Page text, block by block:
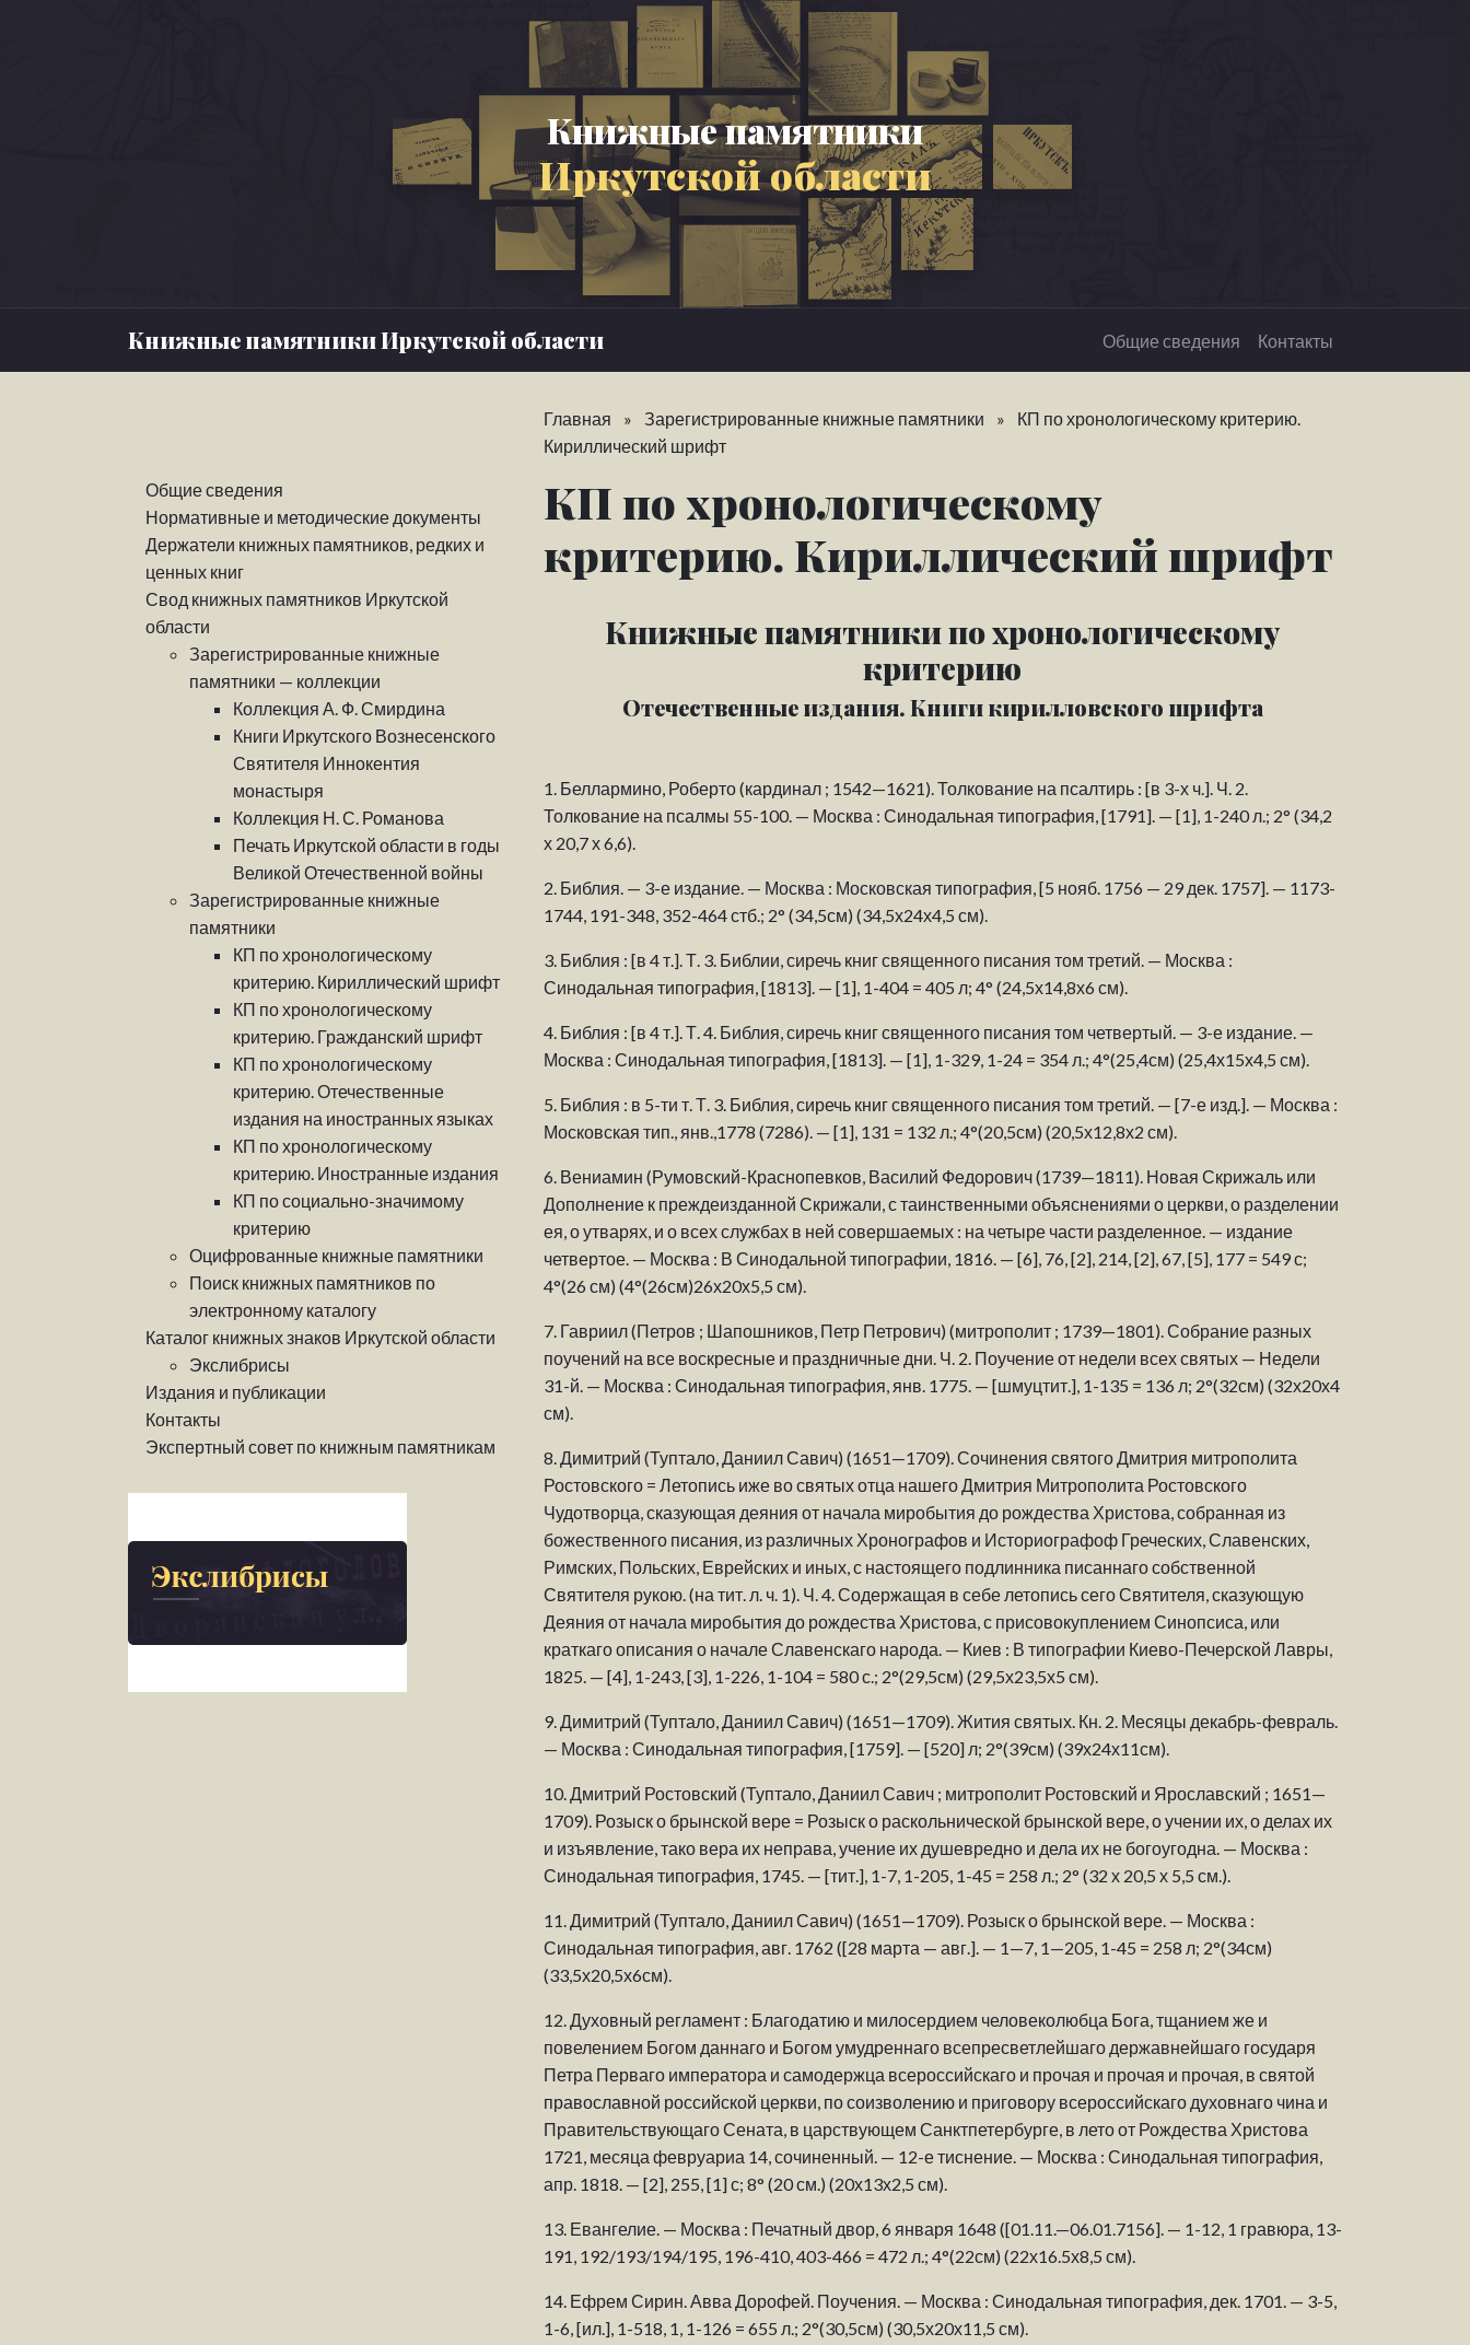
Книжные памятники
Иркутской области
Книжные памятники Иркутской области Общие сведения Контакты
Главная » Зарегистрированные книжные памятники »
КП по хронологическому критерию.
Кириллический шрифт
Общие сведения
Нормативные и методические документы
Держатели книжных памятников, редких и
ценных книг
Свод книжных памятников Иркутской
области
Зарегистрированные книжные
памятники — коллекции
Коллекция А. Ф. Смирдина
Книги Иркутского Вознесенского
Святителя Иннокентия
монастыря
Коллекция Н. С. Романова
Печать Иркутской области в годы
Великой Отечественной войны
Зарегистрированные книжные
памятники
КП по хронологическому
критерию. Кириллический шрифт
КП по хронологическому
критерию. Гражданский шрифт
КП по хронологическому
критерию. Отечественные
издания на иностранных языках
КП по хронологическому
критерию. Иностранные издания
КП по социально-значимому
критерию
Оцифрованные книжные памятники
Поиск книжных памятников по
электронному каталогу
Каталог книжных знаков Иркутской области
Экслибрисы
Издания и публикации
Контакты
Экспертный совет по книжным памятникам
КП по хронологическому
критерию. Кириллический шрифт
Книжные памятники по хронологическому
критерию
Отечественные издания. Книги кирилловского шрифта
1. Беллармино, Роберто (кардинал ; 1542—1621). Толкование на псалтирь : [в 3-х ч.]. Ч. 2.
Толкование на псалмы 55-100. — Москва : Синодальная типография, [1791]. — [1], 1-240 л.; 2° (34,2
х 20,7 х 6,6).
2. Библия. — 3-е издание. — Москва : Московская типография, [5 нояб. 1756 — 29 дек. 1757]. — 1173-
1744, 191-348, 352-464 стб.; 2° (34,5см) (34,5х24х4,5 см).
3. Библия : [в 4 т.]. Т. 3. Библии, сиречь книг священного писания том третий. — Москва :
Синодальная типография, [1813]. — [1], 1-404 = 405 л; 4° (24,5х14,8х6 см).
4. Библия : [в 4 т.]. Т. 4. Библия, сиречь книг священного писания том четвертый. — 3-е издание. —
Москва : Синодальная типография, [1813]. — [1], 1-329, 1-24 = 354 л.; 4°(25,4см) (25,4х15х4,5 см).
5. Библия : в 5-ти т. Т. 3. Библия, сиречь книг священного писания том третий. — [7-е изд.]. — Москва :
Московская тип., янв.,1778 (7286). — [1], 131 = 132 л.; 4°(20,5см) (20,5х12,8х2 см).
6. Вениамин (Румовский-Краснопевков, Василий Федорович (1739—1811). Новая Скрижаль или
Дополнение к преждеизданной Скрижали, с таинственными объяснениями о церкви, о разделении
ея, о утварях, и о всех службах в ней совершаемых : на четыре части разделенное. — издание
четвертое. — Москва : В Синодальной типографии, 1816. — [6], 76, [2], 214, [2], 67, [5], 177 = 549 с;
4°(26 см) (4°(26см)26х20х5,5 см).
7. Гавриил (Петров ; Шапошников, Петр Петрович) (митрополит ; 1739—1801). Собрание разных
поучений на все воскресные и праздничные дни. Ч. 2. Поучение от недели всех святых — Недели
31-й. — Москва : Синодальная типография, янв. 1775. — [шмуцтит.], 1-135 = 136 л; 2°(32см) (32х20х4
см).
8.Димитрий (Туптало, Даниил Савич) (1651—1709). Сочинения святого Дмитрия митрополита
Ростовского = Летопись иже во святых отца нашего Дмитрия Митрополита Ростовского
Чудотворца, сказующая деяния от начала миробытия до рождества Христова, собранная из
божественного писания, из различных Хронографов и Историографоф Греческих, Славенских,
Римских, Польских, Еврейских и иных, с настоящего подлинника писаннаго собственной
Святителя рукою. (на тит. л. ч. 1). Ч. 4. Содержащая в себе летопись сего Святителя, сказующую
Деяния от начала миробытия до рождества Христова, с присовокуплением Синопсиса, или
краткаго описания о начале Славенскаго народа. — Киев : В типографии Киево-Печерской Лавры,
1825. — [4], 1-243, [3], 1-226, 1-104 = 580 с.; 2°(29,5см) (29,5х23,5х5 см).
9.Димитрий (Туптало, Даниил Савич) (1651—1709). Жития святых. Кн. 2. Месяцы декабрь-февраль.
— Москва : Синодальная типография, [1759]. — [520] л; 2°(39см) (39х24х11см).
10.Дмитрий Ростовский (Туптало, Даниил Савич ; митрополит Ростовский и Ярославский ; 1651—
1709). Розыск о брынской вере = Розыск о раскольнической брынской вере, о учении их, о делах их
и изъявление, тако вера их неправа, учение их душевредно и дела их не богоугодна. — Москва :
Синодальная типография, 1745. — [тит.], 1-7, 1-205, 1-45 = 258 л.; 2° (32 х 20,5 х 5,5 см.).
11.Димитрий (Туптало, Даниил Савич) (1651—1709). Розыск о брынской вере. — Москва :
Синодальная типография, авг. 1762 ([28 марта — авг.]. — 1—7, 1—205, 1-45 = 258 л; 2°(34см)
(33,5х20,5х6см).
12.Духовный регламент : Благодатию и милосердием человеколюбца Бога, тщанием же и
повелением Богом даннаго и Богом умудреннаго всепресветлейшаго державнейшаго государя
Петра Перваго императора и самодержца всероссийскаго и прочая и прочая и прочая, в святой
православной российской церкви, по соизволению и приговору всероссийскаго духовнаго чина и
Правительствующаго Сената, в царствующем Санктпетербурге, в лето от Рождества Христова
1721, месяца февруариа 14, сочиненный. — 12-е тиснение. — Москва : Синодальная типография,
апр. 1818. — [2], 255, [1] с; 8° (20 см.) (20х13х2,5 см).
13. Евангелие. — Москва : Печатный двор, 6 января 1648 ([01.11.—06.01.7156]. — 1-12, 1 гравюра, 13-
191, 192/193/194/195, 196-410, 403-466 = 472 л.; 4°(22см) (22х16.5х8,5 см).
14. Ефрем Сирин. Авва Дорофей. Поучения. — Москва : Синодальная типография, дек. 1701. — 3-5,
1-6, [ил.], 1-518, 1, 1-126 = 655 л.; 2°(30,5см) (30,5х20х11,5 см).